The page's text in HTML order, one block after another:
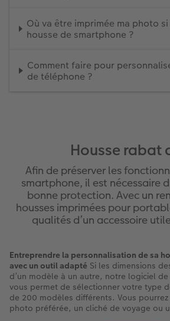
Où va être imprimée ma photo
housse de smartphone ?
Comment faire pour
de téléphone ?
Housse rabat
Afin de préserver les
smartphone, il est nécessaire
bonne protection. Avec un
housses imprimées pour
qualités d’un accessoire
Entreprendre la personnalisation de sa
avec un outil adapté Si les dimensions
d’un modèle à un autre, notre logiciel
vous permet de sélectionner votre type
de 200 modèles différents. Vous
photo préférée, un cliché de voyage ou